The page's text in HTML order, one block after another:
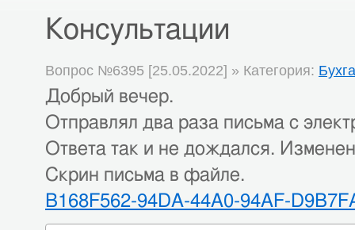
Консультации
Вопрос №6395 [25.05.2022] » Категория:
Добрый вечер.
Отправлял два раза письма с
Ответа так и не дождался.
Скрин письма в файле.
B168F562-94DA-44A0-94AF-